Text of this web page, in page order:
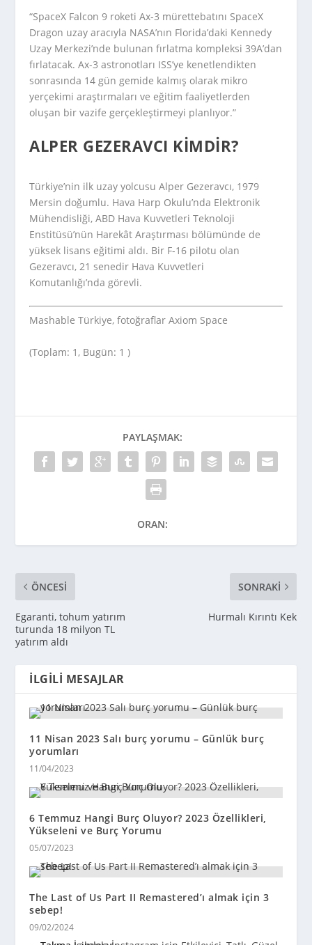
“SpaceX Falcon 9 roketi Ax-3 mürettebatını SpaceX
Dragon uzay aracıyla NASA’nın Florida’daki Kennedy
Uzay Merkezi’nde bulunan fırlatma kompleksi 39A’dan
fırlatacak. Ax-3 astronotları ISS’ye kenetlendikten
sonrasında 14 gün gemide kalmış olarak mikro
yerçekimi araştırmaları ve eğitim faaliyetlerden
oluşan bir vazife gerçekleştirmeyi planlıyor.”
ALPER GEZERAVCI KIMDIR?
Türkiye’nin ilk uzay yolcusu Alper Gezeravcı, 1979
Mersin doğumlu. Hava Harp Okulu’nda Elektronik
Mühendisliği, ABD Hava Kuvvetleri Teknoloji
Enstitüsü’nün Harekât Araştırması bölümünde de
yüksek lisans eğitimi aldı. Bir F-16 pilotu olan
Gezeravcı, 21 senedir Hava Kuvvetleri
Komutanlığı’nda görevli.
Mashable Türkiye, fotoğraflar Axiom Space
(Toplam: 1, Bugün: 1 )
PAYLAŞMAK:
ORAN:
ÖNCESI
Egaranti, tohum yatırım
turunda 18 milyon TL
yatırım aldı
SONRAKI
Hurmalı Kırıntı Kek
İLGILI MESAJLAR
11 Nisan 2023 Salı burç yorumu – Günlük burç
yorumları
11/04/2023
6 Temmuz Hangi Burç Oluyor? 2023 Özellikleri,
Yükseleni ve Burç Yorumu
05/07/2023
The Last of Us Part II Remastered’ı almak için 3
sebep!
09/02/2024